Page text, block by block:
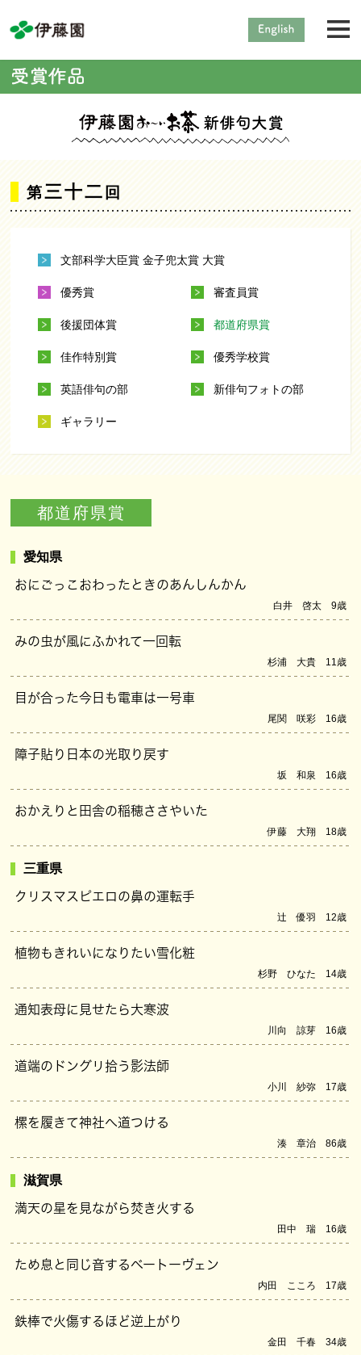
第三十二 回
文部科学大臣賞 金子兜太賞 大賞
優秀賞 審査員賞
後援団体賞 都道府県賞
佳作特別賞 優秀学校賞
英語俳句の部 新俳句フォトの部
ギャラリー
都道府県賞
愛知県
おにごっこおわったときのあんしんかん
白井 啓太 9歳
みの虫が風にふかれて一回転
杉浦 大貴 11歳
目が合った今日も電車は一号車
尾関 咲彩 16歳
障子貼り日本の光取り戻す
坂 和泉 16歳
おかえりと田舎の稲穂ささやいた
伊藤 大翔 18歳
三重県
クリスマスピエロの鼻の運転手
辻 優羽 12歳
植物もきれいになりたい雪化粧
杉野 ひなた 14歳
通知表母に見せたら大寒波
川向 諒芽 16歳
道端のドングリ拾う影法師
小川 紗弥 17歳
樏を履きて神社へ道つける
湊 章治 86歳
滋賀県
満天の星を見ながら焚き火する
田中 瑞 16歳
ため息と同じ音するベートーヴェン
内田 こころ 17歳
鉄棒で火傷するほど逆上がり
金田 千春 34歳